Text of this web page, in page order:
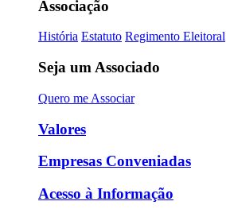
Associação
História Estatuto Regimento Eleitoral
Seja um Associado
Quero me Associar
Valores
Empresas Conveniadas
Acesso à Informação